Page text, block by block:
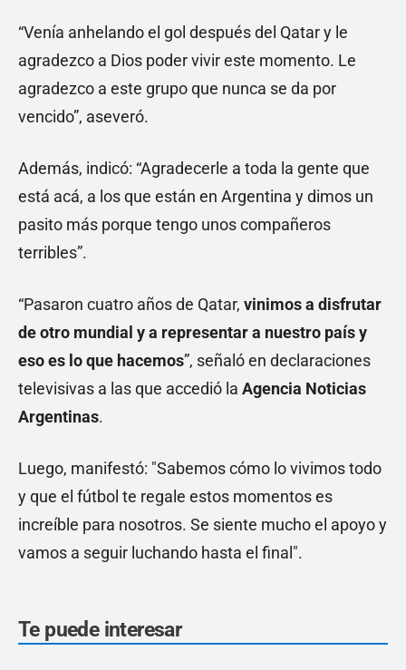
“Venía anhelando el gol después del Qatar y le
agradezco a Dios poder vivir este momento. Le
agradezco a este grupo que nunca se da por
vencido”, aseveró.
Además, indicó: “Agradecerle a toda la gente que
está acá, a los que están en Argentina y dimos un
pasito más porque tengo unos compañeros
terribles”.
“Pasaron cuatro años de Qatar, vinimos a disfrutar
de otro mundial y a representar a nuestro país y
eso es lo que hacemos”, señaló en declaraciones
televisivas a las que accedió la Agencia Noticias
Argentinas.
Luego, manifestó: "Sabemos cómo lo vivimos todo
y que el fútbol te regale estos momentos es
increíble para nosotros. Se siente mucho el apoyo y
vamos a seguir luchando hasta el final".
Te puede interesar